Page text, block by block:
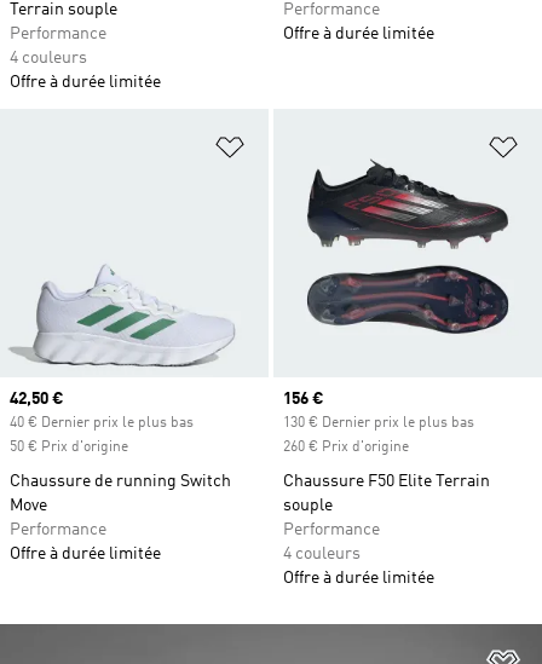
Terrain souple
Performance
4 couleurs
Offre à durée limitée
Performance
Offre à durée limitée
Ajouter à la Liste de produits
Prix actuel
42,50 €
40 € Dernier prix le plus bas
50 € Prix d'origine
Chaussure de running Switch
Move
Performance
Offre à durée limitée
Prix actuel
156 €
130 € Dernier prix le plus bas
260 € Prix d'origine
Chaussure F50 Elite Terrain
souple
Performance
4 couleurs
Offre à durée limitée